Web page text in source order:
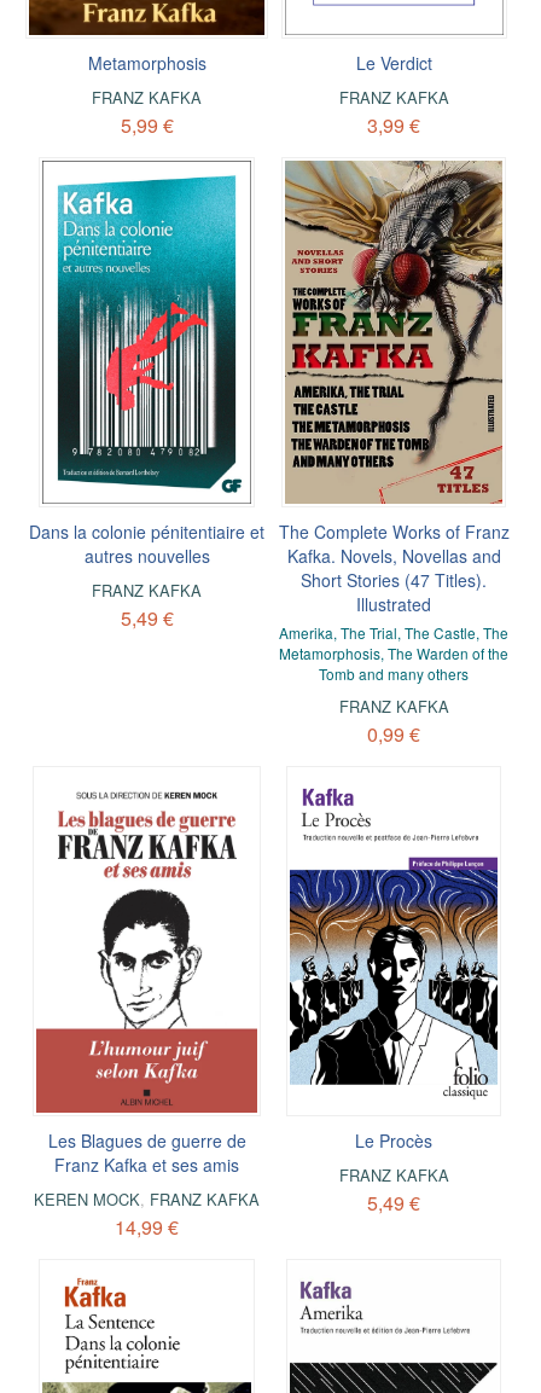
Metamorphosis
FRANZ KAFKA
5,99 €
Le Verdict
FRANZ KAFKA
3,99 €
Dans la colonie pénitentiaire et
autres nouvelles
FRANZ KAFKA
5,49 €
The Complete Works of Franz
Kafka. Novels, Novellas and
Short Stories (47 Titles).
Illustrated
Amerika, The Trial, The Castle, The
Metamorphosis, The Warden of the
Tomb and many others
FRANZ KAFKA
0,99 €
Les Blagues de guerre de
Franz Kafka et ses amis
KEREN MOCK, FRANZ KAFKA
14,99 €
Le Procès
FRANZ KAFKA
5,49 €